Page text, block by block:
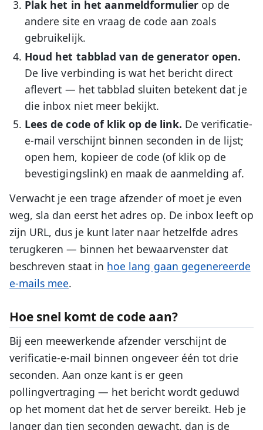
Plak het in het aanmeldformulierop de
andere site en vraag de code aan zoals
gebruikelijk.
Houd het tabblad van de generator open.
De live verbinding is wat het bericht direct
aflevert — het tabblad sluiten betekent dat je
die inbox niet meer bekijkt.
Lees de code of klik op de link. De verificatie-
e-mail verschijnt binnen seconden in de lijst;
open hem, kopieer de code (of klik op de
bevestigingslink) en maak de aanmelding af.
Verwacht je een trage afzender of moet je even
weg, sla dan eerst het adres op. De inbox leeft op
zijn URL, dus je kunt later naar hetzelfde adres
terugkeren — binnen het bewaarvenster dat
beschreven staat in hoe lang gaan gegenereerde
e-mails mee.
Hoe snel komt de code aan?
Bij een meewerkende afzender verschijnt de
verificatie-e-mail binnen ongeveer één tot drie
seconden. Aan onze kant is er geen
pollingvertraging — het bericht wordt geduwd
op het moment dat het de server bereikt. Heb je
langer dan tien seconden gewacht, dan is de